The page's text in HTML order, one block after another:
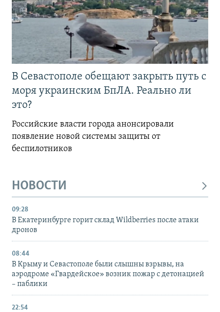
В Севастополе обещают закрыть путь с
моря украинским БпЛА. Реально ли
это?
Российские власти города анонсировали
появление новой системы защиты от
беспилотников
НОВОСТИ
09:28
В Екатеринбурге горит склад Wildberries после атаки
дронов
08:44
В Крыму и Севастополе были слышны взрывы, на
аэродроме «Гвардейское» возник пожар с детонацией
– паблики
22:54